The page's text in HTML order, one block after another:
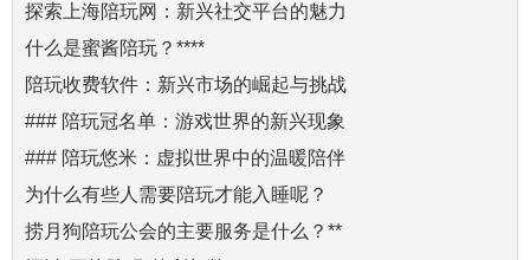
探索上海陪玩网：新兴社交平台的魅力
什么是蜜酱陪玩？****
陪玩收费软件：新兴市场的崛起与挑战
### 陪玩冠名单：游戏世界的新兴现象
### 陪玩悠米：虚拟世界中的温暖陪伴
为什么有些人需要陪玩才能入睡呢？
捞月狗陪玩公会的主要服务是什么？**